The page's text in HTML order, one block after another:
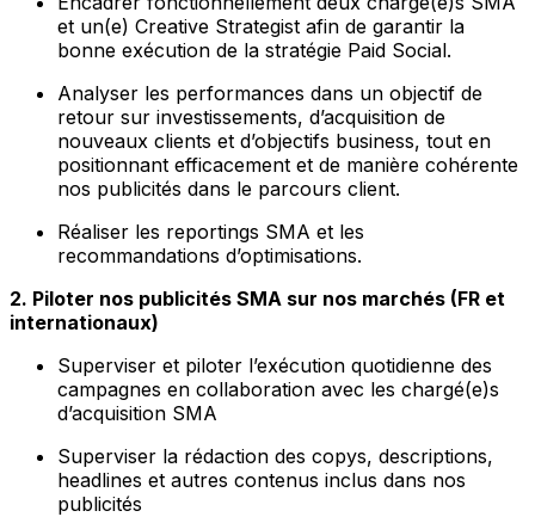
et un(e) Creative Strategist afin de garantir la
bonne exécution de la stratégie Paid Social.
Analyser les performances dans un objectif de
retour sur investissements, d’acquisition de
nouveaux clients et d’objectifs business, tout en
positionnant efficacement et de manière cohérente
nos publicités dans le parcours client.
Réaliser les reportings SMA et les
recommandations d’optimisations.
2. Piloter nos publicités SMA sur nos marchés (FR et
internationaux)
Superviser et piloter l’exécution quotidienne des
campagnes en collaboration avec les chargé(e)s
d’acquisition SMA
Superviser la rédaction des copys, descriptions,
headlines et autres contenus inclus dans nos
publicités